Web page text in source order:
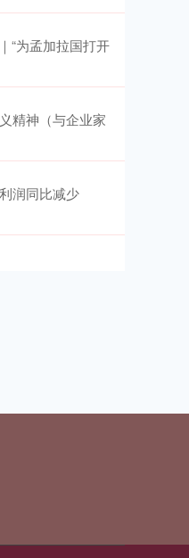
“为孟加拉国打开
精神（与企业家
润同比减少